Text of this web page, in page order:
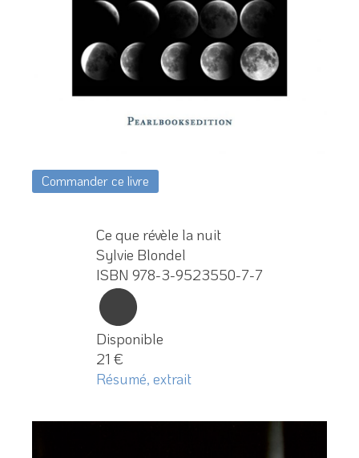
Commander ce livre
Ce que révèle la nuit
Sylvie Blondel
ISBN 978-3-9523550-7-7
Disponible
21 €
Résumé, extrait